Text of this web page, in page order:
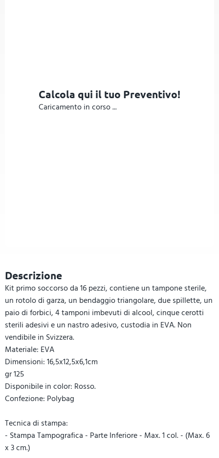
Calcola qui il tuo Preventivo!
Caricamento in corso ...
Descrizione
Kit primo soccorso da 16 pezzi, contiene un tampone sterile,
un rotolo di garza, un bendaggio triangolare, due spillette, un
paio di forbici, 4 tamponi imbevuti di alcool, cinque cerotti
sterili adesivi e un nastro adesivo, custodia in EVA. Non
vendibile in Svizzera.
Materiale: EVA
Dimensioni: 16,5x12,5x6,1cm
gr 125
Disponibile in color: Rosso.
Confezione: Polybag
Tecnica di stampa:
- Stampa Tampografica - Parte Inferiore - Max. 1 col. - (Max. 6
x 3 cm.)